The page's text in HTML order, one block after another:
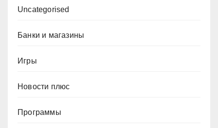
Uncategorised
Банки и магазины
Игры
Новости плюс
Программы